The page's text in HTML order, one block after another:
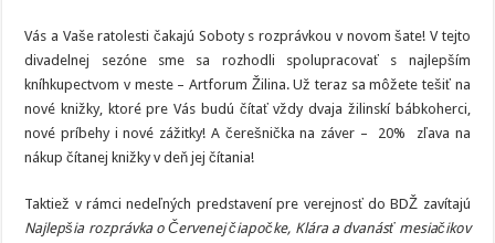
Vás a Vaše ratolesti čakajú Soboty s rozprávkou v novom šate! V tejto
divadelnej sezóne sme sa rozhodli spolupracovať s najlepším
kníhkupectvom v meste – Artforum Žilina. Už teraz sa môžete tešiť na
nové knižky, ktoré pre Vás budú čítať vždy dvaja žilinskí bábkoherci,
nové príbehy i nové zážitky! A čerešnička na záver – 20% zľava na
nákup čítanej knižky v deň jej čítania!
Taktiež v rámci nedeľných predstavení pre verejnosť do BDŽ zavítajú
Najlepšia rozprávka o Červenej čiapočke, Klára a dvanásť mesiačikov